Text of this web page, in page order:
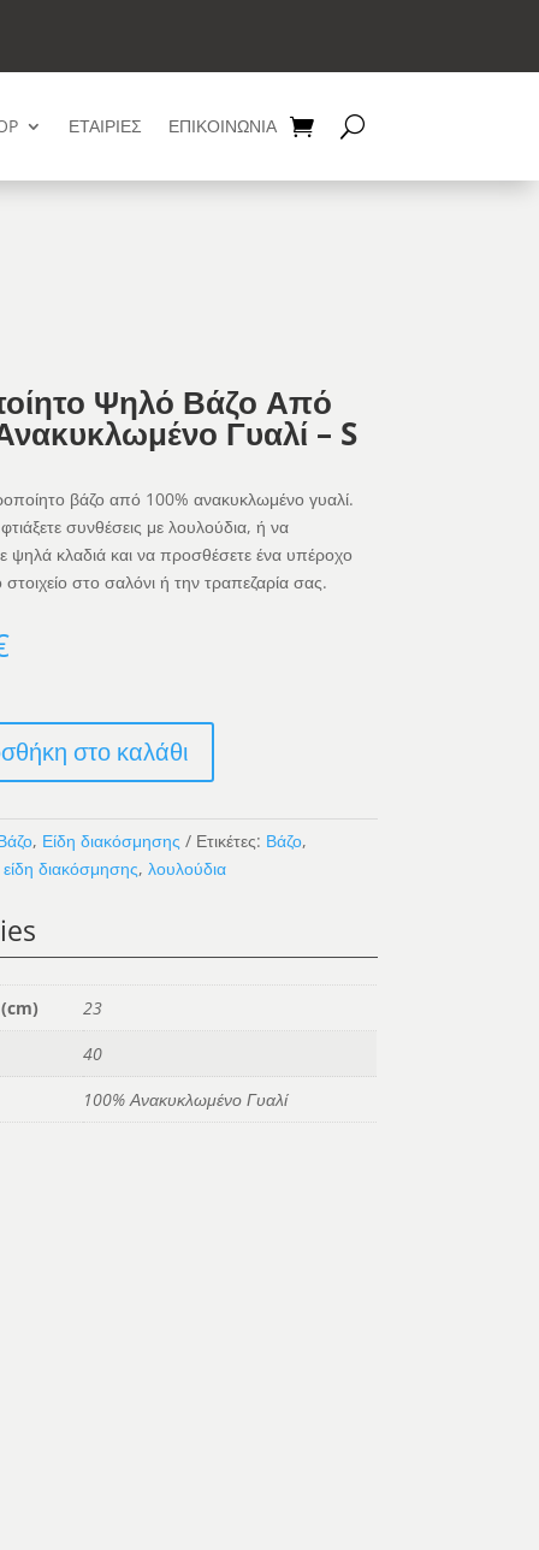
ΕΤΑΙΡΙΕΣ ΕΠΙΚΟΙΝΩΝΙΑ
Ψηλό Βάζο Από
Γυαλί – S
βάζο από 100% ανακυκλωμένο γυαλί.
συνθέσεις με λουλούδια, ή να
ψηλά κλαδιά και να προσθέσετε ένα υπέροχο
στοιχείο στο σαλόνι ή την τραπεζαρία σας.
στο καλάθι
, Είδη διακόσμησης Ετικέτες: Βάζο,
είδη διακόσμησης, λουλούδια
23
40
100% Ανακυκλωμένο Γυαλί